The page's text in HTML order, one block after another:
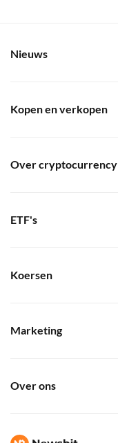
Nieuws
Kopen en verkopen
Over cryptocurrency
ETF's
Koersen
Marketing
Over ons